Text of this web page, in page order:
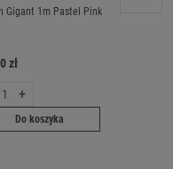
Gigant 1m Pastel Pink
zł
+
Do koszyka